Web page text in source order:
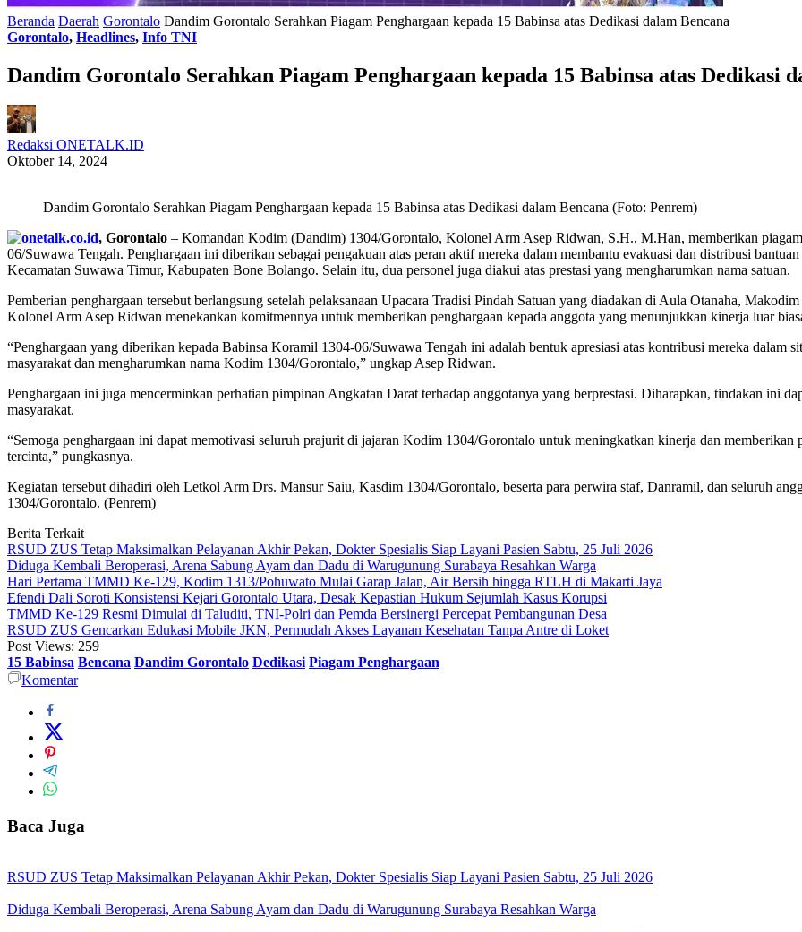
Beranda Daerah Gorontalo Dandim Gorontalo Serahkan Piagam Penghargaan kepada 15 Babinsa atas Dedikasi dalam Bencana
Gorontalo, Headlines, Info TNI
Dandim Gorontalo Serahkan Piagam Penghargaan kepada 15 Babinsa atas Dedikasi
Redaksi ONETALK.ID
Oktober 14, 2024
Dandim Gorontalo Serahkan Piagam Penghargaan kepada 15 Babinsa atas Dedikasi dalam Bencana (Foto: Penrem)
, Gorontalo – Komandan Kodim (Dandim) 1304/Gorontalo, Kolonel Arm Asep Ridwan, S.H., M.Han, memberikan
06/Suwawa Tengah. Penghargaan ini diberikan sebagai pengakuan atas peran aktif mereka dalam membantu evakuasi dan distribusi
Kecamatan Suwawa Timur, Kabupaten Bone Bolango. Selain itu, dua personel juga diakui atas prestasi yang mengharumkan nama satuan.
Pemberian penghargaan tersebut berlangsung setelah pelaksanaan Upacara Tradisi Pindah Satuan yang diadakan di Aula Otanaha,
Kolonel Arm Asep Ridwan menekankan komitmennya untuk memberikan penghargaan kepada anggota yang menunjukkan kinerja luar
“Penghargaan yang diberikan kepada Babinsa Koramil 1304-06/Suwawa Tengah ini adalah bentuk apresiasi atas kontribusi mereka dalam
masyarakat dan mengharumkan nama Kodim 1304/Gorontalo,” ungkap Asep Ridwan.
Penghargaan ini juga mencerminkan perhatian pimpinan Angkatan Darat terhadap anggotanya yang berprestasi. Diharapkan, tindakan ini
masyarakat.
“Semoga penghargaan ini dapat memotivasi seluruh prajurit di jajaran Kodim 1304/Gorontalo untuk meningkatkan kinerja dan memberikan
tercinta,” pungkasnya.
Kegiatan tersebut dihadiri oleh Letkol Arm Drs. Mansur Saiu, Kasdim 1304/Gorontalo, beserta para perwira staf, Danramil, dan seluruh
1304/Gorontalo. (Penrem)
Berita Terkait
RSUD ZUS Tetap Maksimalkan Pelayanan Akhir Pekan, Dokter Spesialis Siap Layani Pasien Sabtu, 25 Juli 2026
Diduga Kembali Beroperasi, Arena Sabung Ayam dan Dadu di Warugunung Surabaya Resahkan Warga
Hari Pertama TMMD Ke-129, Kodim 1313/Pohuwato Mulai Garap Jalan, Air Bersih hingga RTLH di Makarti Jaya
Efendi Dali Soroti Konsistensi Kejari Gorontalo Utara, Desak Kepastian Hukum Sejumlah Kasus Korupsi
TMMD Ke-129 Resmi Dimulai di Taluditi, TNI-Polri dan Pemda Bersinergi Percepat Pembangunan Desa
RSUD ZUS Gencarkan Edukasi Mobile JKN, Permudah Akses Layanan Kesehatan Tanpa Antre di Loket
Post Views: 259
15 Babinsa Bencana Dandim Gorontalo Dedikasi Piagam Penghargaan
Komentar
Baca Juga
RSUD ZUS Tetap Maksimalkan Pelayanan Akhir Pekan, Dokter Spesialis Siap Layani Pasien Sabtu, 25 Juli 2026
Diduga Kembali Beroperasi, Arena Sabung Ayam dan Dadu di Warugunung Surabaya Resahkan Warga